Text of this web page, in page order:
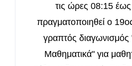
τις ώρες 08:15
πραγματοποιηθεί ο
γραπτός διαγωνισμός
Μαθηματικά" για